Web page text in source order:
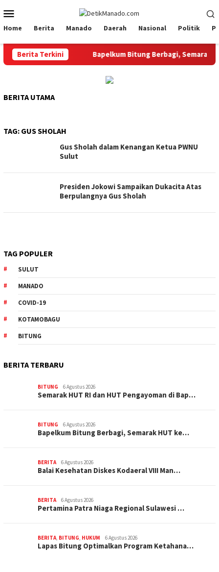
ke
kontenMobile
Home Berita Manado Daerah Nasional Politik
Berita Terkini
Bitung ‎Bapelkum Bitung Berbagi, Semarak
BERITA UTAMA
TAG: GUS SHOLAH
Gus Sholah dalam Kenangan Ketua PWNU
Sulut
Presiden Jokowi Sampaikan Dukacita Atas
Berpulangnya Gus Sholah
TAG POPULER
SULUT
MANADO
COVID-19
KOTAMOBAGU
BITUNG
BERITA TERBARU
BITUNG 6 Agustus 2026
Semarak HUT RI dan HUT Pengayoman di Bap…
BITUNG 6 Agustus 2026
‎Bapelkum Bitung Berbagi, Semarak HUT ke…
BERITA 6 Agustus 2026
Balai Kesehatan Diskes Kodaeral VIII Man…
BERITA 6 Agustus 2026
Pertamina Patra Niaga Regional Sulawesi …
BERITA, BITUNG, HUKUM 6 Agustus 2026
Lapas Bitung Optimalkan Program Ketahana…